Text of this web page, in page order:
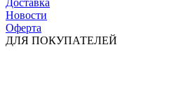
Новости
Оферта
ДЛЯ ПОКУПАТЕЛЕЙ